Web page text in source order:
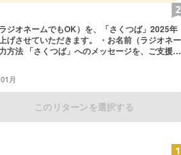
ジオネームでもOK）を、「さくつば」2025年
ただきます。 ・お名前（ラジオネー
方法 「さくつば」へのメッセージを、ご支援時
い。 その際、お名前（ラジオネームでもOK）
記入いただいたお名前（ラジオネームでもOK）
日放送中に読み上げます。ただし公序良俗に反
で削除させていただきます。また、メッセージ
月
このリターンを選択する